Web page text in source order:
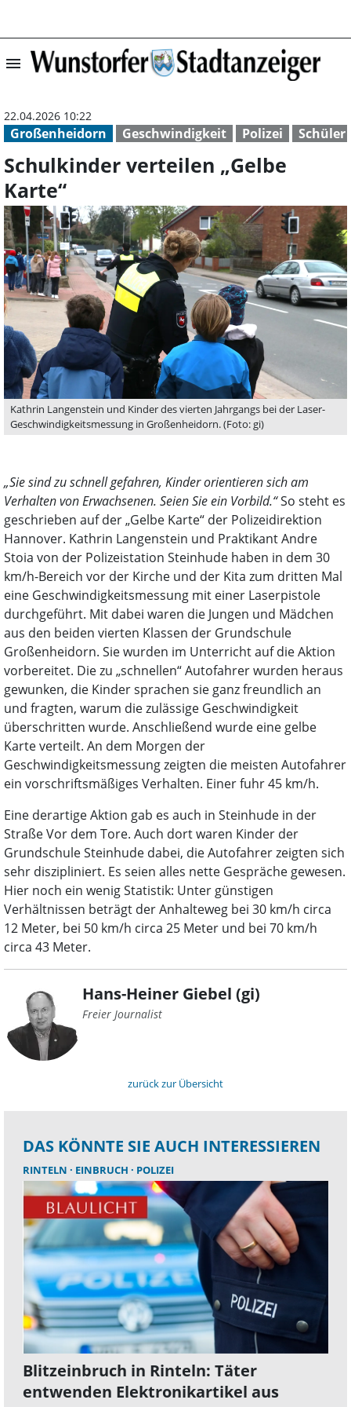
menu Schulkinder
Großenheidorn Geschwindigkeit Polizei Schüler
22.04.2026 10:22
Schulkinder verteilen „Gelbe
Karte“
Kathrin Langenstein und Kinder des vierten Jahrgangs bei der Laser-
Geschwindigkeitsmessung in Großenheidorn. (Foto: gi)
„Sie sind zu schnell gefahren, Kinder orientieren sich am
Verhalten von Erwachsenen. Seien Sie ein Vorbild.“So steht es
geschrieben auf der „Gelbe Karte“ der Polizeidirektion
Hannover. Kathrin Langenstein und Praktikant Andre
Stoia von der Polizeistation Steinhude haben in dem 30
km/h-Bereich vor der Kirche und der Kita zum dritten Mal
eine Geschwindigkeitsmessung mit einer Laserpistole
durchgeführt. Mit dabei waren die Jungen und Mädchen
aus den beiden vierten Klassen der Grundschule
Großenheidorn. Sie wurden im Unterricht auf die Aktion
vorbereitet. Die zu „schnellen“ Autofahrer wurden heraus
gewunken, die Kinder sprachen sie ganz freundlich an
und fragten, warum die zulässige Geschwindigkeit
überschritten wurde. Anschließend wurde eine gelbe
Karte verteilt. An dem Morgen der
Geschwindigkeitsmessung zeigten die meisten Autofahrer
ein vorschriftsmäßiges Verhalten. Einer fuhr 45 km/h.
Eine derartige Aktion gab es auch in Steinhude in der
Straße Vor dem Tore. Auch dort waren Kinder der
Grundschule Steinhude dabei, die Autofahrer zeigten sich
sehr diszipliniert. Es seien alles nette Gespräche gewesen.
Hier noch ein wenig Statistik: Unter günstigen
Verhältnissen beträgt der Anhalteweg bei 30 km/h circa
12 Meter, bei 50 km/h circa 25 Meter und bei 70 km/h
circa 43 Meter.
Hans-Heiner Giebel (gi)
Freier Journalist
zurück zur Übersicht
DAS KÖNNTE SIE AUCH INTERESSIEREN
RINTELN EINBRUCH POLIZEI
Blitzeinbruch in Rinteln: Täter
entwenden Elektronikartikel aus